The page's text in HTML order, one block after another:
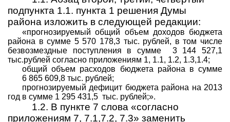
подпункта 1.1. пункта 1 решения Думы
района изложить в следующей редакции:
«прогнозируемый общий объем доходов бюджета
района в сумме 5 570 178,3 тыс. рублей, в том числе
безвозмездные поступления в сумме
3 144 527,1
тыс.рублей согласно приложениям 1, 1.1, 1.2, 1.3,1.4;
общий объем расходов бюджета района в сумме
6 865 609,8 тыс. рублей;
прогнозируемый дефицит бюджета района на 2013
год в сумме 1 295 431,5 тыс. рублей;».
1.2. В пункте 7 слова «согласно
приложениям 7, 7.1,7.2, 7.3» заменить